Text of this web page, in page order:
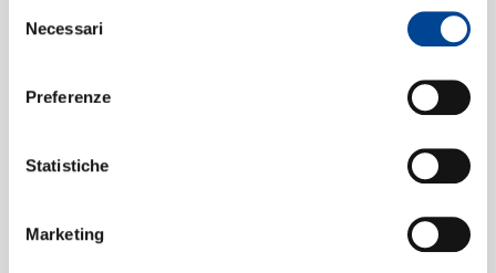
delNecessari
Preferenze
Statistiche
Marketing
Digitale
Digitale